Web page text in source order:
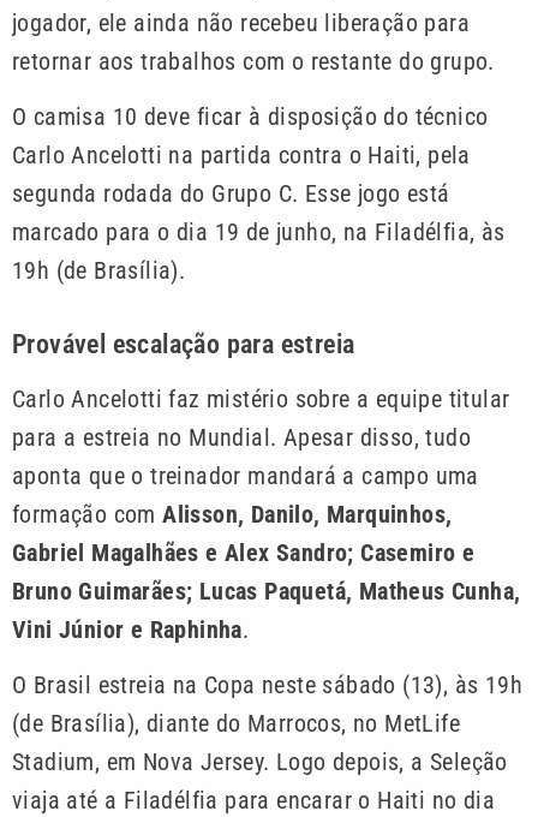
jogador, ele ainda não recebeu liberação para
retornar aos trabalhos com o restante do grupo.
O camisa 10 deve ficar à disposição do técnico
Carlo Ancelotti na partida contra o Haiti, pela
segunda rodada do Grupo C. Esse jogo está
marcado para o dia 19 de junho, na Filadélfia, às
19h (de Brasília).
Provável escalação para estreia
Carlo Ancelotti faz mistério sobre a equipe titular
para a estreia no Mundial. Apesar disso, tudo
aponta que o treinador mandará a campo uma
formação comAlisson, Danilo, Marquinhos,
Gabriel Magalhães e Alex Sandro; Casemiro e
Bruno Guimarães; Lucas Paquetá, Matheus Cunha,
Vini Júnior e Raphinha.
O Brasil estreia na Copa neste sábado (13), às 19h
(de Brasília), diante do Marrocos, no MetLife
Stadium, em Nova Jersey. Logo depois, a Seleção
viaja até a Filadélfia para encarar o Haiti no dia